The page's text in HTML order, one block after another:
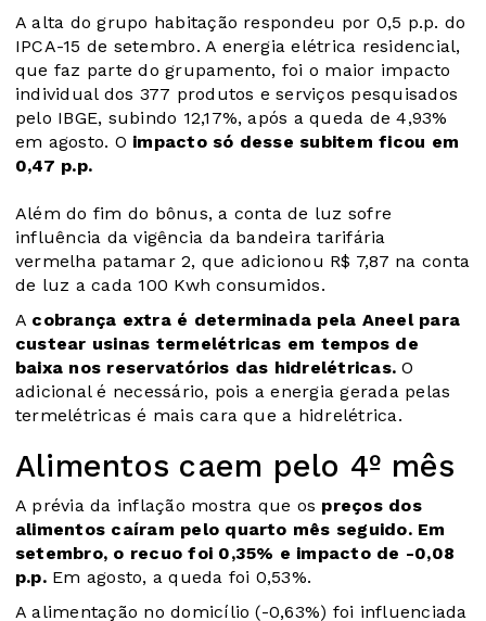
A alta do grupo habitação respondeu por 0,5 p.p. do
IPCA-15 de setembro. A energia elétrica residencial,
que faz parte do grupamento, foi o maior impacto
individual dos 377 produtos e serviços pesquisados
pelo IBGE, subindo 12,17%, após a queda de 4,93%
em agosto. O impacto só desse subitem ficou em
0,47 p.p.
Além do fim do bônus, a conta de luz sofre
influência da vigência da bandeira tarifária
vermelha patamar 2, que adicionou R$ 7,87 na conta
de luz a cada 100 Kwh consumidos.
A cobrança extra é determinada pela Aneel para
custear usinas termelétricas em tempos de
baixa nos reservatórios das hidrelétricas. O
adicional é necessário, pois a energia gerada pelas
termelétricas é mais cara que a hidrelétrica.
Alimentos caem pelo 4º mês
A prévia da inflação mostra que os preços dos
alimentos caíram pelo quarto mês seguido. Em
setembro, o recuo foi 0,35% e impacto de -0,08
p.p.Em agosto, a queda foi 0,53%.
A alimentação no domicílio (-0,63%) foi influenciada